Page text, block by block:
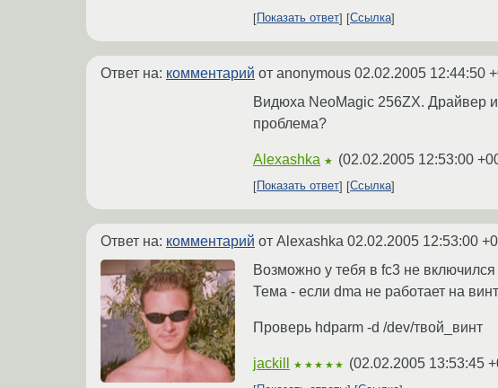
Показать ответ Ссылка
Ответ на: комментарий от anonymous 02.02.2005 12:44:50
Видюха NeoMagic 256ZX. Драйвер
проблема?
Alexashka ★ (02.02.2005 12:53:00
Показать ответ
Ссылка
Ответ на: комментарий от Alexashka 02.02.2005 12:53:00
Возможно у тебя в fc3 не
Тема - если dma не работает на
Проверь hdparm -d /dev/твой_винт
jackill ★★★★★ (02.02.2005 13:53:45